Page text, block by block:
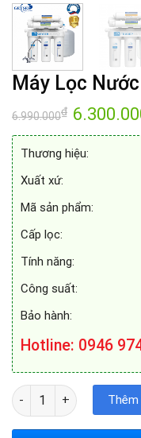
Máy Lọc
6.990.000₫ Giá
gốc
là:
Thương
Xuất
Mã sản
Cấp
Tính
Công
Bảo
Hotline: 0946
Máy Lọc Nước ROThêm